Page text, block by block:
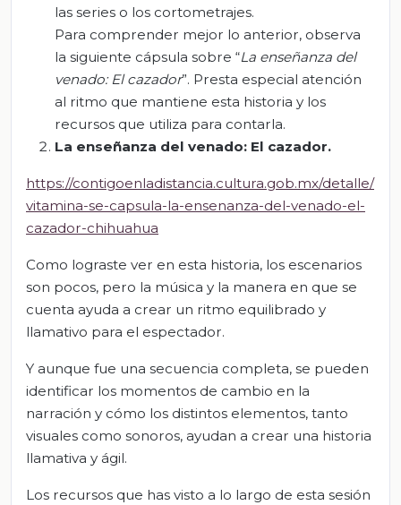
las series o los cortometrajes.
Para comprender mejor lo anterior, observa
la siguiente cápsula sobre “La enseñanza del
venado: El cazador”. Presta especial atención
al ritmo que mantiene esta historia y los
recursos que utiliza para contarla.
La enseñanza del venado: El cazador.
https://contigoenladistancia.cultura.gob.mx/detalle/
vitamina-se-capsula-la-ensenanza-del-venado-el-
cazador-chihuahua
Como lograste ver en esta historia, los escenarios
son pocos, pero la música y la manera en que se
cuenta ayuda a crear un ritmo equilibrado y
llamativo para el espectador.
Y aunque fue una secuencia completa, se pueden
identificar los momentos de cambio en la
narración y cómo los distintos elementos, tanto
visuales como sonoros, ayudan a crear una historia
llamativa y ágil.
Los recursos que has visto a lo largo de esta sesión